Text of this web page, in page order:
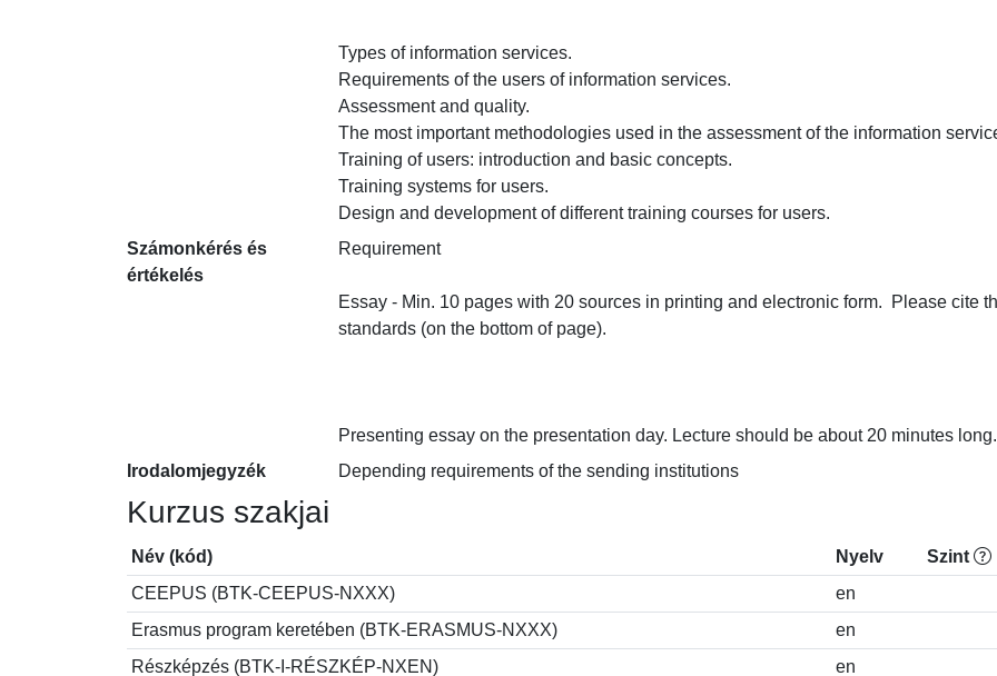
Types of information services.
Requirements of the users of information services.
Assessment and quality.
The most important methodologies used in the assessment of the information
Training of users: introduction and basic concepts.
Training systems for users.
Design and development of different training courses for users.
Számonkérés és
értékelés
Requirement
Essay - Min. 10 pages with 20 sources in printing and electronic form.  Please cite
standards (on the bottom of page).
Presenting essay on the presentation day. Lecture should be about 20 minutes long.
Irodalomjegyzék
Depending requirements of the sending institutions
Kurzus szakjai
Név (kód) Nyelv Szint
CEEPUS (BTK-CEEPUS-NXXX)
en
Erasmus program keretében (BTK-ERASMUS-NXXX)
en
Részképzés (BTK-I-RÉSZKÉP-NXEN)
en